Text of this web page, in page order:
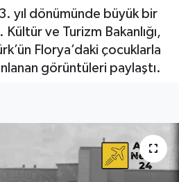
yıl dönümünde büyük bir
ve Turizm Bakanlığı,
Florya’daki çocuklarla
görüntüleri paylaştı.